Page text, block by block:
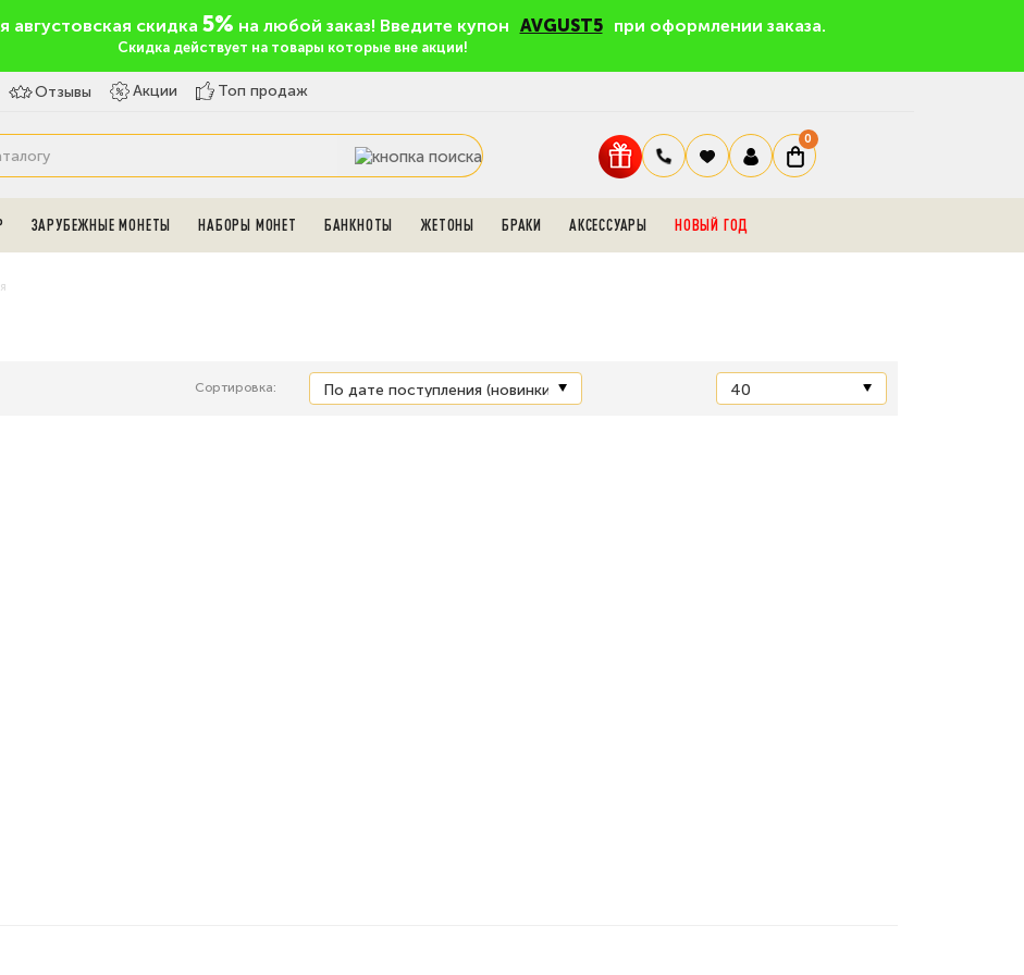
августовская скидка 5% на любой заказ! Введите купон AVGUST5 при оформлении заказа.
Скидка действует на товары которые вне акции!
Отзывы Акции Топ продаж
0
ЗАРУБЕЖНЫЕ МОНЕТЫ НАБОРЫ МОНЕТ БАНКНОТЫ ЖЕТОНЫ БРАКИ АКСЕССУАРЫ НОВЫЙ ГОД
Сортировка: